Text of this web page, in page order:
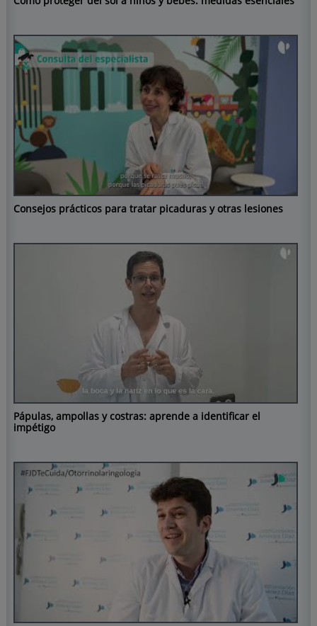
Consejos prácticos para tratar picaduras y otras lesiones
Pápulas, ampollas y costras: aprende a identificar el
impétigo